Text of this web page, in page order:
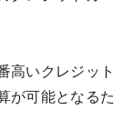
高いクレジット
が可能となるた